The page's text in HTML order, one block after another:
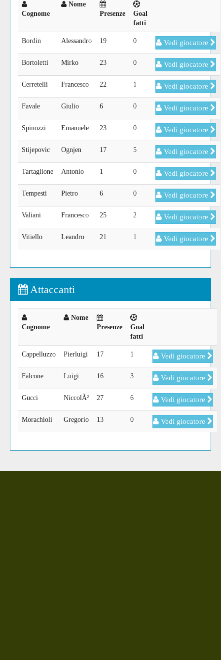
Cognome
Nome
Presenze
Goal
fatti
Bordin Alessandro 19 0 Vedi giocatore
Bortoletti Mirko 23 0 Vedi giocatore
Cerretelli Francesco 22 1 Vedi giocatore
Favale Giulio 6 0 Vedi giocatore
Spinozzi Emanuele 23 0 Vedi giocatore
Stijepovic Ognjen 17 5 Vedi giocatore
Tartaglione Antonio 1 0 Vedi giocatore
Tempesti Pietro 6 0 Vedi giocatore
Valiani Francesco 25 2 Vedi giocatore
Vitiello Leandro 21 1 Vedi giocatore
Attaccanti
Cognome
Nome
Presenze
Goal
fatti
Cappelluzzo Pierluigi 17 1 Vedi giocatore
Falcone Luigi 16 3 Vedi giocatore
Gucci NiccolÃ² 27 6 Vedi giocatore
Morachioli Gregorio 13 0 Vedi giocatore